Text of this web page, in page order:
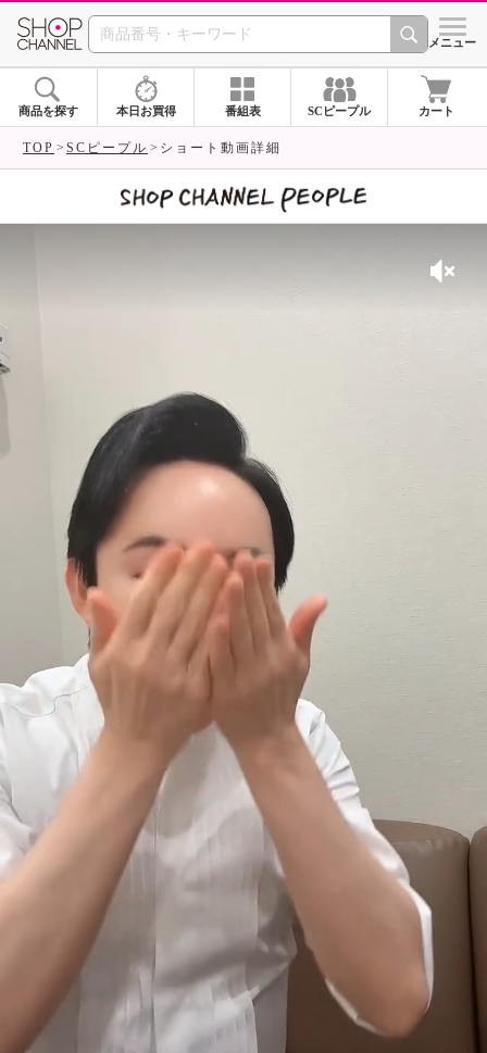
SHOP CHANNEL シメニュー
商品を探す 本日お買得 番組表 SCピープル カート
TOP SCピープル ショート動画詳細